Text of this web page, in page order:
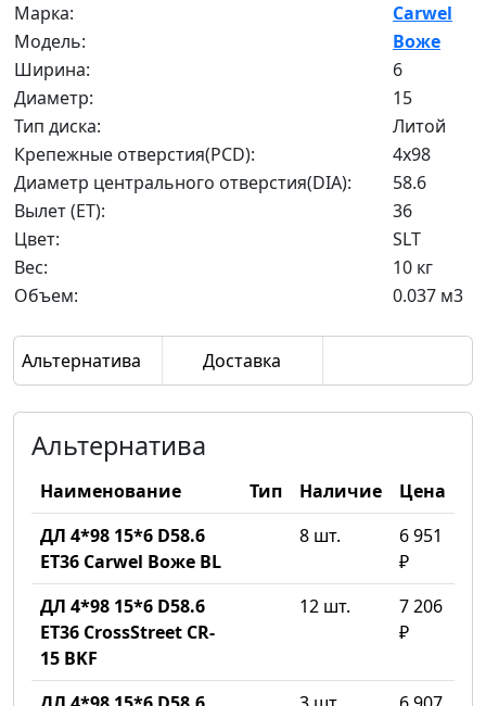
Марка:
Carwel
Модель:
Воже
Ширина:
6
Диаметр:
15
Тип диска:
Литой
Крепежные отверстия(PCD):
4x98
Диаметр центрального отверстия(DIA):
58.6
Вылет (ET):
36
Цвет:
SLT
Вес:
10 кг
Объем:
0.037 м3
Альтернатива Доставка
Альтернатива
Наименование Тип Наличие
Цена
ДЛ 4*98 15*6 D58.6
ET36 Carwel Воже BL
8 шт.
6 951
₽
ДЛ 4*98 15*6 D58.6
ET36 CrossStreet CR-
15 BKF
12 шт.
7 206
₽